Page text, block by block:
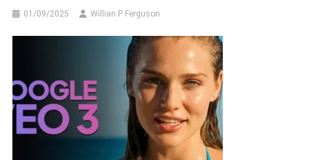
01/09/2025 Willian P Ferguson